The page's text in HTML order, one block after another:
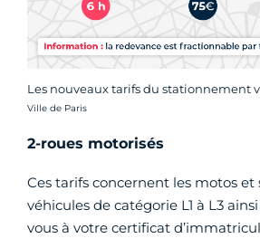
Les nouveaux tarifs du stationnement
Crédit photo :
Ville de Paris
2-roues motorisés
Ces tarifs concernent les motos et
véhicules de catégorie L1 à L3
vous à votre certificat